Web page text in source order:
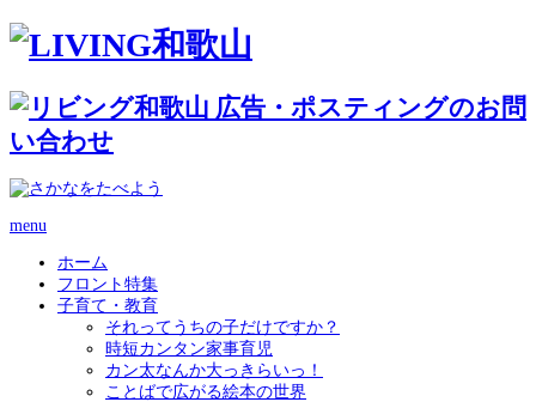
menu
ホーム
フロント特集
子育て・教育
それってうちの子だけですか？
時短カンタン家事育児
カン太なんか大っきらいっ！
ことばで広がる絵本の世界